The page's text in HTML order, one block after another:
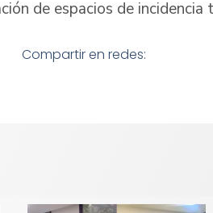
de espacios de incidencia
Compartir en redes: